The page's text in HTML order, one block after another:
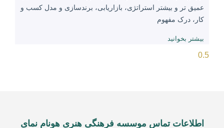
عمیق ‌تر و بیشتر استراتژی، بازاریابی، برندسازی و مدل کسب و
کار، درک مفهوم
بیشتر بخوانید
اطلاعات تماس موسسه فرهنگی هنری هونام نمای